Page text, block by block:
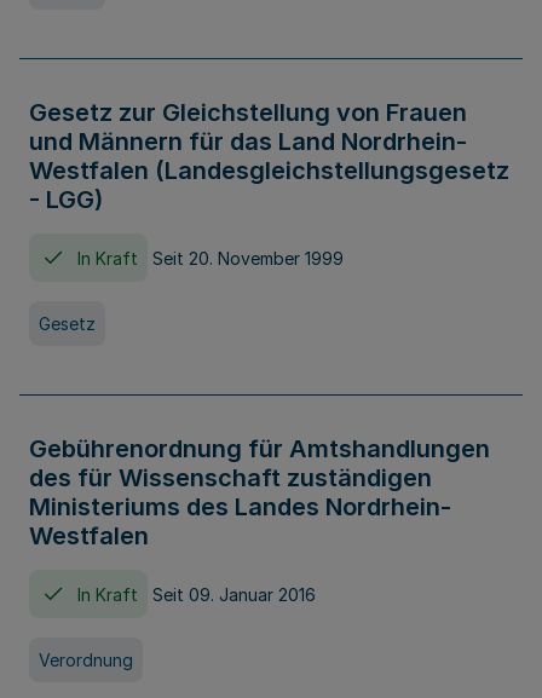
Gesetz zur Gleichstellung von Frauen
und Männern für das Land Nordrhein-
Westfalen (Landesgleichstellungsgesetz
- LGG)
In Kraft Seit 20. November 1999
Gesetz
Gebührenordnung für Amtshandlungen
des für Wissenschaft zuständigen
Ministeriums des Landes Nordrhein-
Westfalen
In Kraft Seit 09. Januar 2016
Verordnung